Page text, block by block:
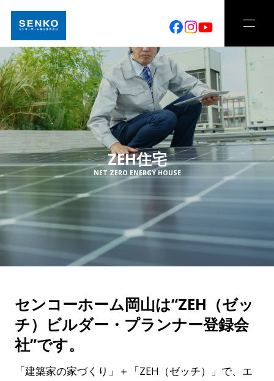
ZEH住宅
NET ZERO ENERGY HOUSE
センコーホーム岡山は“ZEH（ゼッ
チ）ビルダー・プランナー登録会
社”です。
「建築家の家づくり」＋「ZEH（ゼッチ）」で、エ